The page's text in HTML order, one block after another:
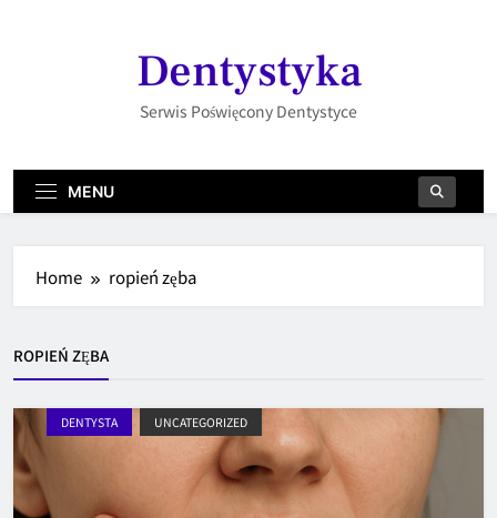
Dentystyka
Serwis Poświęcony Dentystyce
MENU
Home ropień zęba
ROPIEŃ ZĘBA
DENTYSTA UNCATEGORIZED